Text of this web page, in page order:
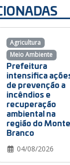
Prefeitura
intensifica
de prevenção a
incêndios e
recuperação
ambiental na
região do Monte
Branco
04/08/2026
Agricultura
Meio Ambiente